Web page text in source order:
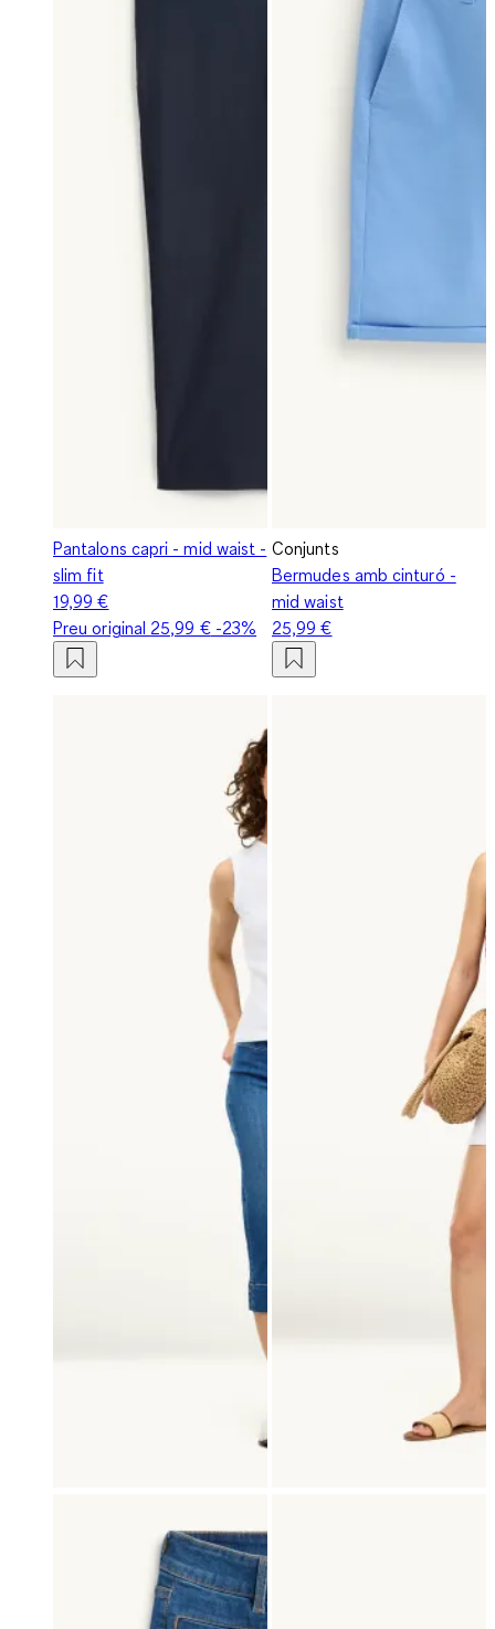
Pantalons capri - mid waist -
slim fit
19,99 €
Preu original 25,99 €-23%
Conjunts
Bermudes amb cinturó -
mid waist
25,99 €